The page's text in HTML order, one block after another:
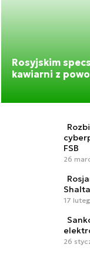
Rosyjskim
kawiarni z
FSB
26
17
26